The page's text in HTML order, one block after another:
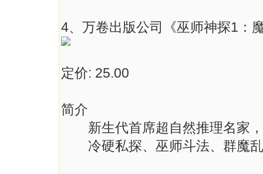
4、万卷出版公司《巫师神探1：
定价: 25.00
简介
新生代首席超自然推理名家，
冷硬私探、巫师斗法、群魔乱